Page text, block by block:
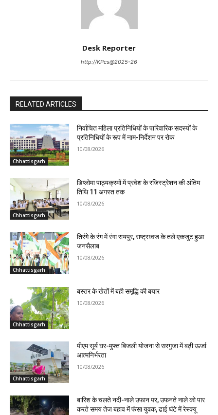
Desk Reporter
http://KPcs@2025-26
RELATED ARTICLES
Chhattisgarh
निर्वाचित महिला प्रतिनिधियों के पारिवारिक सदस्यों के
प्रतिनिधियों के रूप में नाम-निर्देशन पर रोक
10/08/2026
Chhattisgarh
डिप्लोमा पाठ्यक्रमों में प्रवेश के रजिस्ट्रेशन की अंतिम
तिथि 11 अगस्त तक
10/08/2026
Chhattisgarh
तिरंगे के रंग में रंगा रायपुर, राष्ट्रध्वज के तले एकजुट हुआ
जनसैलाब
10/08/2026
Chhattisgarh
बस्तर के खेतों में बही समृद्धि की बयार
10/08/2026
Chhattisgarh
पीएम सूर्य घर-मुफ्त बिजली योजना से सरगुजा में बढ़ी ऊर्जा
आत्मनिर्भरता
10/08/2026
बारिश के चलते नदी-नाले उफान पर, उफनते नाले को पार
करते समय तेज बहाव में फंसा युवक, ढाई घंटे में रेस्क्यू